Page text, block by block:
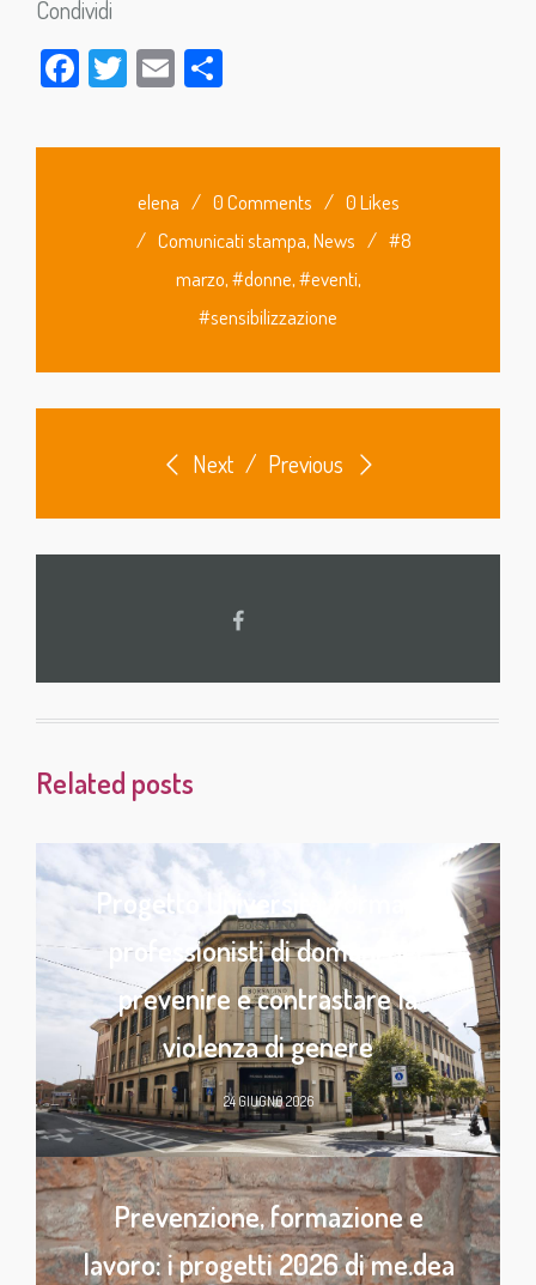
Condividi
Facebook
Twitter
Email
elena / 0 Comments / 0 Likes
/ Comunicati stampa,News / #8
marzo,#donne,#eventi,
#sensibilizzazione
Next / Previous
Related posts
Progetto Università: formare i
professionisti di domani per
prevenire e contrastare la
violenza di genere
24 GIUGNO 2026
Prevenzione, formazione e
lavoro: i progetti 2026 di me.dea